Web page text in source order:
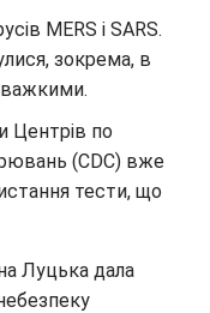
MERS і SARS.
зокрема, в
важкими.
Центрів по
(CDC) вже
тести, що
Луцька дала